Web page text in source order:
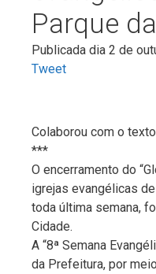
Parque
Publicada dia 2 de
Tweet
Colaborou com o
***
O encerramento do
igrejas evangélicas
toda última semana,
Cidade.
A “8ª Semana
da Prefeitura, por